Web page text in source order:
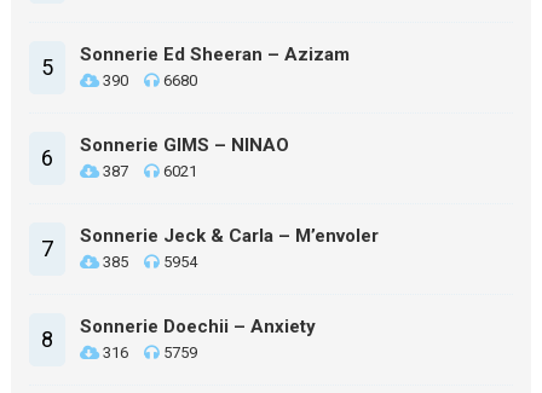
5 Sonnerie Ed Sheeran – Azizam
390 6680
6 Sonnerie GIMS – NINAO
387 6021
7 Sonnerie Jeck & Carla – M’envoler
385 5954
8 Sonnerie Doechii – Anxiety
316 5759